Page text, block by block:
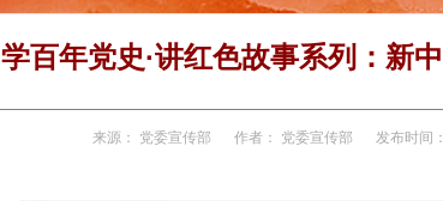
学百年党史·讲红色故事系列：新
来源： 党委宣传部 作者： 党委宣传部 发布时间